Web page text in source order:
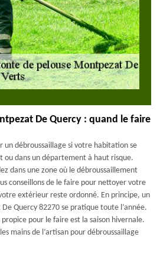
De Quercy : quand le faire
un débroussaillage si votre habitation se
ou dans un département à haut risque.
dans une zone où le débroussaillement
conseillons de le faire pour nettoyer votre
extérieur reste ordonné. En principe, un
Quercy 82270 se pratique toute l’année.
pour le faire est la saison hivernale.
mains de l’artisan pour débroussaillage